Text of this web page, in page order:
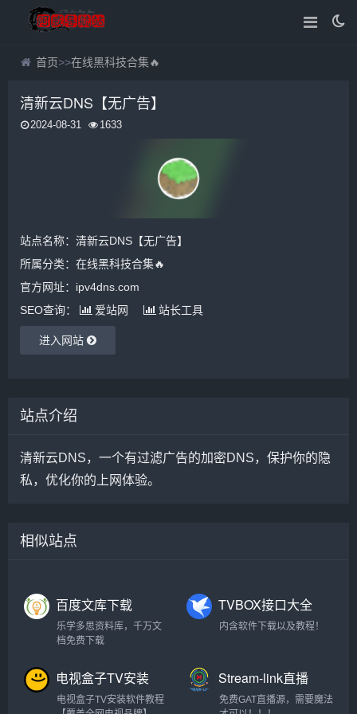
首页>>在线黑科技合集🔥
清新云DNS【无广告】
2024-08-31 1633
站点名称：清新云DNS【无广告】
所属分类： 在线黑科技合集🔥
官方网址：ipv4dns.com
SEO查询：
爱站网 站长工具
进入网站
站点介绍
清新云DNS，一个有过滤广告的加密DNS，保护你的隐
私，优化你的上网体验。
相似站点
百度文库下载
乐学多思资料库，千万文
档免费下载
TVBOX接口大全
内含软件下载以及教程！
电视盒子TV安装
软件教程【各大
电视盒子TV安装软件教程
Stream-link直播
源
免费GAT直播源，需要魔法